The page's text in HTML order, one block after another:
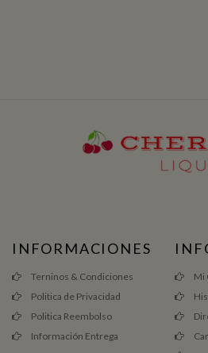
INFORMACIONES
Terninos & Condiciones
Politica de Privacidad
Politica Reembolso
Información Entrega
Mi